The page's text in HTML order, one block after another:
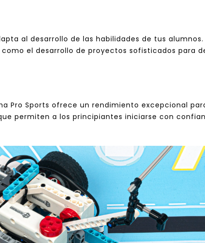
al desarrollo de las habilidades de tus
el desarrollo de proyectos sofisticados para
Pro Sports ofrece un rendimiento excepcional
permiten a los principiantes iniciarse con